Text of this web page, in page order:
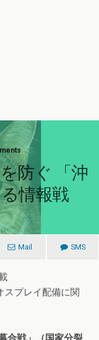
防ぐ 「沖
情報戦
Mail SMS
スプレイ配備に関